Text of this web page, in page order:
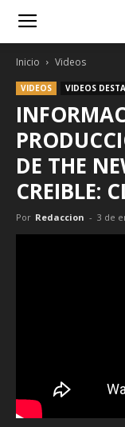
Inicio Videos
VIDEOS VIDEOS
DE THE
CREIBLE:
Por Redaccion - 3 de